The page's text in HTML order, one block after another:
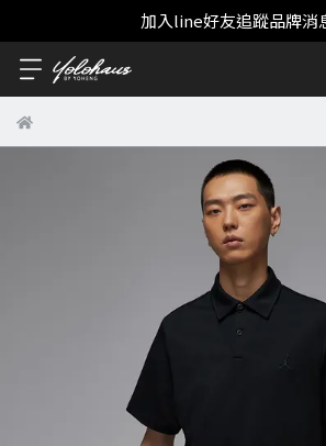
加入line好友追蹤品牌